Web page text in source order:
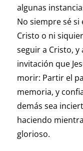
algunas
No siempre sé
Cristo o ni
seguir a Cristo, y
invitación que
morir: Partir el
memoria, y
demás sea
haciendo
glorioso.